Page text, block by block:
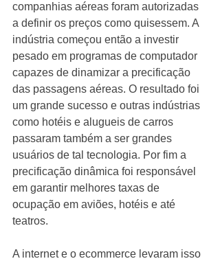
companhias aéreas foram autorizadas
a definir os preços como quisessem. A
indústria começou então a investir
pesado em programas de computador
capazes de dinamizar a precificação
das passagens aéreas. O resultado foi
um grande sucesso e outras indústrias
como hotéis e alugueis de carros
passaram também a ser grandes
usuários de tal tecnologia. Por fim a
precificação dinâmica foi responsável
em garantir melhores taxas de
ocupação em aviões, hotéis e até
teatros.
A internet e o ecommerce levaram isso